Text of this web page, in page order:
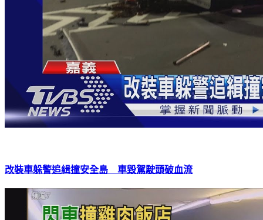
改裝車躲警追緝撞安全島 車毀駕駛頭破血流